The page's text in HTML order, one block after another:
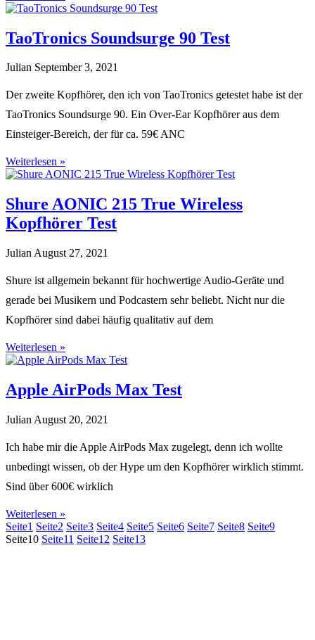
TaoTronics Soundsurge 90 Test
Julian September 3, 2021
Der zweite Kopfhörer, den ich von TaoTronics getestet habe ist der
TaoTronics Soundsurge 90. Ein Over-Ear Kopfhörer aus dem
Einsteiger-Bereich, der für ca. 59€ ANC
Weiterlesen »
Shure AONIC 215 True Wireless
Kopfhörer Test
Julian August 27, 2021
Shure ist allgemein bekannt für hochwertige Audio-Geräte und
gerade bei Musikern und Podcastern sehr beliebt. Nicht nur die
Kopfhörer sind dabei häufig qualitativ auf dem
Weiterlesen »
Apple AirPods Max Test
Julian August 20, 2021
Ich habe mir die Apple AirPods Max zugelegt, denn ich wollte
unbedingt wissen, ob der Hype um den Kopfhörer wirklich stimmt.
Sind über 600€ wirklich
Weiterlesen »
Seite1 Seite2 Seite3 Seite4 Seite5 Seite6 Seite7 Seite8 Seite9
Seite10 Seite11 Seite12 Seite13